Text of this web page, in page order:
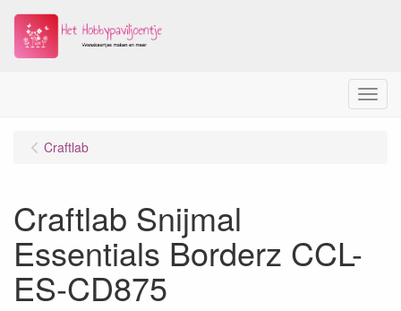
Menu
Craftlab
Craftlab Snijmal
Essentials Borderz CCL-
ES-CD875